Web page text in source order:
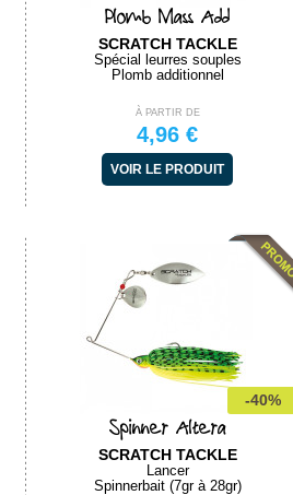
Plomb Mass Add
SCRATCH TACKLE
Spécial leurres souples
Plomb additionnel
À PARTIR DE
4,96 €
VOIR LE PRODUIT
-40%
Spinner Altera
SCRATCH TACKLE
Lancer
Spinnerbait (7gr à 28gr)